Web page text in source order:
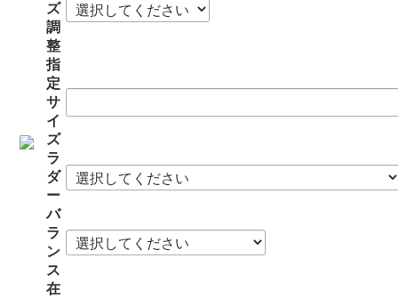
ズ
調
整
指
定
サ
イ
ズ
ラ
ダ
ー
バ
ラ
ン
ス
在